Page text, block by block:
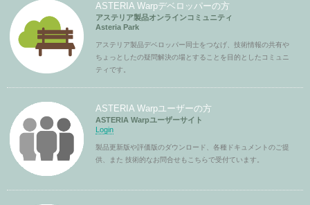
ASTERIA Warpデベロッパーの方
アステリア製品オンラインコミュニティ
Asteria Park
アステリア製品デベロッパー同士をつなげ、技術情報の共有や
ちょっとしたの疑問解決の場とすることを目的としたコミュニ
ティです。
ASTERIA Warpユーザーの方
ASTERIA Warpユーザーサイト
Login
製品更新版や評価版のダウンロード、各種ドキュメントのご提
供、また 技術的なお問合せもこちらで受付ています。